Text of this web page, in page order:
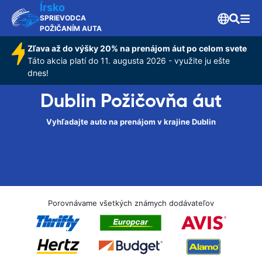
Írsko
SPRIEVODCA
POŽIČANÍM AUTA
Zľava až do výšky 20% na prenájom áut po celom svete
Táto akcia platí do 11. augusta 2026 - využite ju ešte
dnes!
Dublin Požičovňa áut
Vyhľadajte auto na prenájom v krajine Dublin
Porovnávame všetkých známych dodávateľov